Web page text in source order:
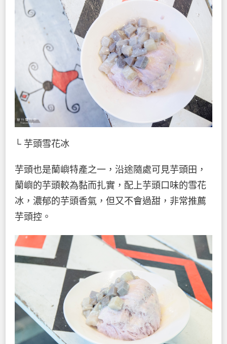
└ 芋頭雪花冰
芋頭也是蘭嶼特產之一，沿途隨處可見芋頭田，
蘭嶼的芋頭較為黏而扎實，配上芋頭口味的雪花
冰，濃郁的芋頭香氣，但又不會過甜，非常推薦
芋頭控。